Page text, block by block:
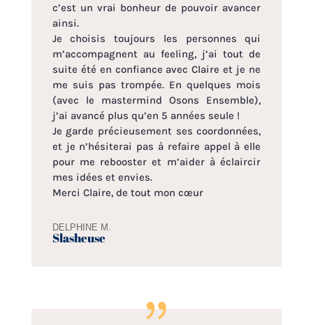
c’est un vrai bonheur de pouvoir avancer
ainsi.
Je choisis toujours les personnes qui
m’accompagnent au feeling, j’ai tout de
suite été en confiance avec Claire et je ne
me suis pas trompée. En quelques mois
(avec le mastermind Osons Ensemble),
j’ai avancé plus qu’en 5 années seule !
Je garde précieusement ses coordonnées,
et je n’hésiterai pas à refaire appel à elle
pour me rebooster et m’aider à éclaircir
mes idées et envies.
Merci Claire, de tout mon cœur
DELPHINE M.
Slasheuse